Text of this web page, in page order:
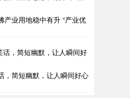
产业用地稳中有升 “产业优
，简短幽默，让人瞬间好心